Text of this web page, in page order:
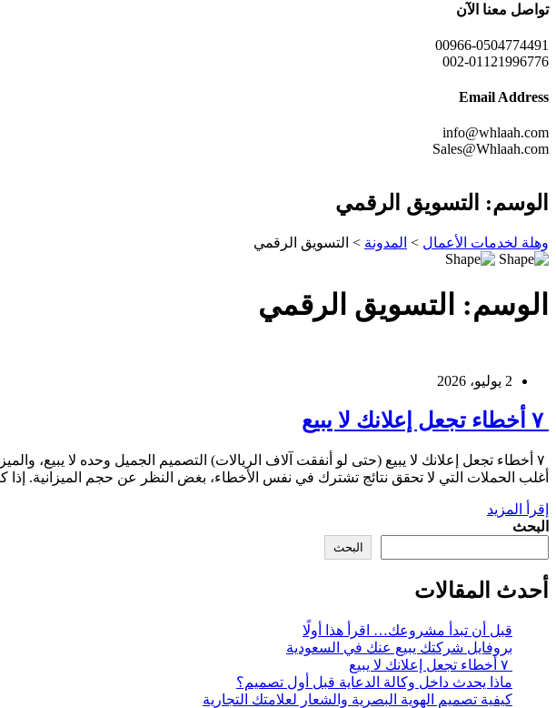
تواصل معنا الآن
00966-0504774491
002-01121996776
Email Address
info@whlaah.com
Sales@Whlaah.com
الوسم: التسويق الرقمي
وهلة لخدمات الأعمال > المدونة > التسويق الرقمي
الوسم: التسويق الرقمي
2 يوليو، 2026
٧ أخطاء تجعل إعلانك لا يبيع
٧ أخطاء تجعل إعلانك لا يبيع (حتى لو أنفقت آلاف الريالات) التصميم الجميل وحده لا
أغلب الحملات التي لا تحقق نتائج تشترك في نفس الأخطاء، بغض النظر عن حجم الميزانية.
إقرأ المزيد
البحث
البحث
أحدث المقالات
قبل أن تبدأ مشروعك… اقرأ هذا أولًا
بروفايل شركتك يبيع عنك في السعودية
ماذا يحدث داخل وكالة الدعاية قبل أول تصميم؟
كيفية تصميم الهوية البصرية والشعار لعلامتك التجارية